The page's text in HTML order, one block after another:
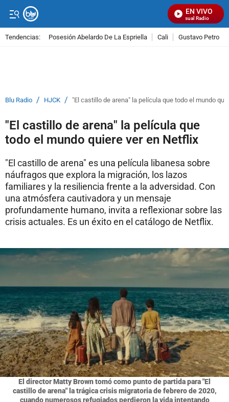
EN VIVO
Señal Visual Radio
Tendencias: Posesión Abelardo De La Espriella Cali Gustavo Petro
Blu Radio / HJCK / "El castillo de arena" la película que todo el mundo
"El castillo de arena" la película que
todo el mundo quiere ver en Netflix
"El castillo de arena" es una película libanesa sobre
náufragos que explora la migración, los lazos
familiares y la resiliencia frente a la adversidad. Con
una atmósfera cautivadora y un mensaje
profundamente humano, invita a reflexionar sobre las
crisis actuales. Es un éxito en el catálogo de Netflix.
El director Matty Brown tomó como punto de partida para "El
castillo de arena" la trágica crisis migratoria de febrero de 2020,
cuando numerosos refugiados perdieron la vida intentando